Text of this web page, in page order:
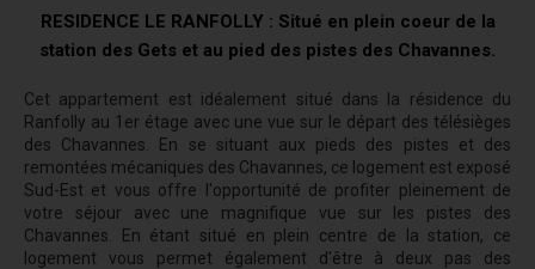
RESIDENCE LE RANFOLLY : Situé en plein coeur de la
station des Gets et au pied des pistes des Chavannes.
Cet appartement est idéalement situé dans la résidence du
Ranfolly au 1er étage avec une vue sur le départ des télésièges
des Chavannes. En se situant aux pieds des pistes et des
remontées mécaniques des Chavannes, ce logement est exposé
Sud-Est et vous offre l'opportunité de profiter pleinement de
votre séjour avec une magnifique vue sur les pistes des
Chavannes. En étant situé en plein centre de la station, ce
logement vous permet également d'être à deux pas des